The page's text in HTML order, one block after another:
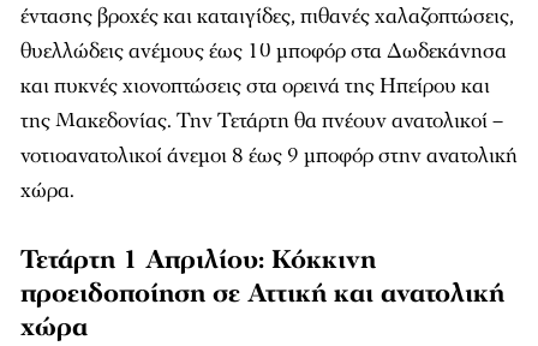
έντασης βροχές και καταιγίδες, πιθανές χαλαζοπτώσεις,
θυελλώδεις ανέμους έως 10 μποφόρ στα Δωδεκάνησα
και πυκνές χιονοπτώσεις στα ορεινά της Ηπείρου και
της Μακεδονίας. Την Τετάρτη θα πνέουν ανατολικοί –
νοτιοανατολικοί άνεμοι 8 έως 9 μποφόρ στην ανατολική
χώρα.
Τετάρτη 1 Απριλίου: Κόκκινη
προειδοποίηση σε Αττική και ανατολική
χώρα